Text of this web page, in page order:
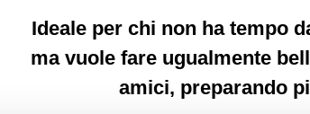
Ideale per chi non ha tempo
ma vuole fare ugualmente
amici, preparando